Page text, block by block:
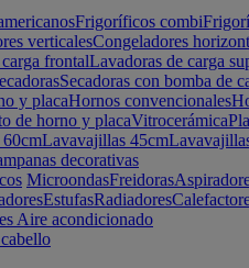
Frigoríficos combi
verticalesCongeladores
frontalLavadoras de carga
Secadoras con bomba de
y placaHornos convencionales
de horno y placaVitrocerámica
Lavavajillas 45cm
decorativas
MicroondasFreidoras
EstufasRadiadores
Aire acondicionado